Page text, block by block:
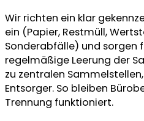
Wir richten ein klar
ein (Papier, Restmüll,
Sonderabfälle) und sorgen
regelmäßige Leerung der
zu zentralen
Entsorger. So bleiben
Trennung funktioniert.